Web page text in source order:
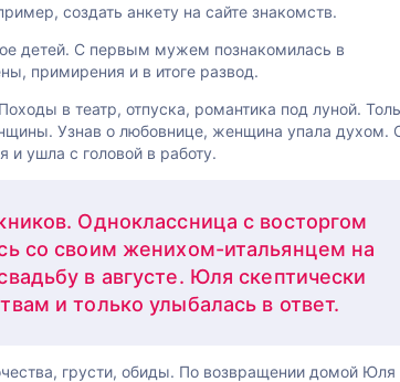
создать анкету на сайте знакомств.
детей. С первым мужем познакомилась в
примирения и в итоге развод.
в театр, отпуска, романтика под луной.
Узнав о любовнице, женщина упала духом.
ушла с головой в работу.
Одноклассница с восторгом
со своим женихом-итальянцем на
в августе. Юля скептически
и только улыбалась в ответ.
грусти, обиды. По возвращении домой Юля